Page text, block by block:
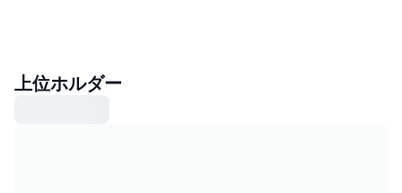
上位ホルダー